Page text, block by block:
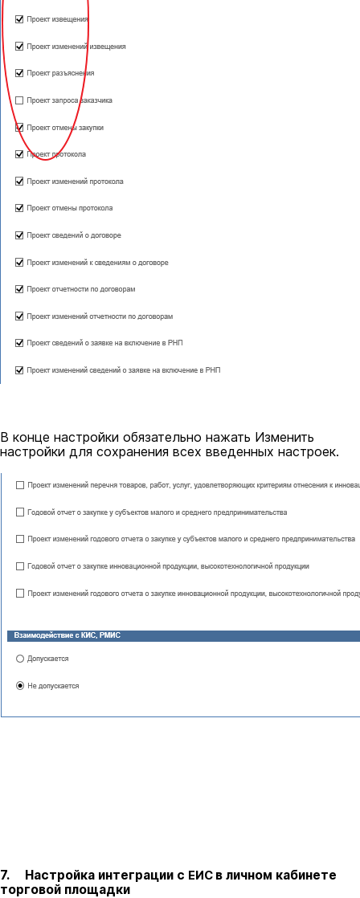
В конце настройки обязательно нажать Изменить
настройки для сохранения всех введенных настроек.
7. Настройка интеграции с ЕИС в личном кабинете
торговой площадки